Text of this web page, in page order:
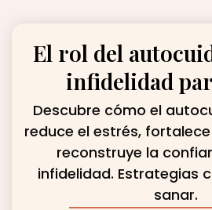
El rol del
infidelidad
Descubre cómo el
reduce el estrés,
reconstruye la
infidelidad. Estrategias
sanar.